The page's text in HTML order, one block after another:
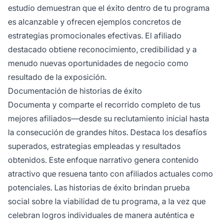
estudio demuestran que el éxito dentro de tu programa
es alcanzable y ofrecen ejemplos concretos de
estrategias promocionales efectivas. El afiliado
destacado obtiene reconocimiento, credibilidad y a
menudo nuevas oportunidades de negocio como
resultado de la exposición.
Documentación de historias de éxito
Documenta y comparte el recorrido completo de tus
mejores afiliados—desde su reclutamiento inicial hasta
la consecución de grandes hitos. Destaca los desafíos
superados, estrategias empleadas y resultados
obtenidos. Este enfoque narrativo genera contenido
atractivo que resuena tanto con afiliados actuales como
potenciales. Las historias de éxito brindan prueba
social sobre la viabilidad de tu programa, a la vez que
celebran logros individuales de manera auténtica e